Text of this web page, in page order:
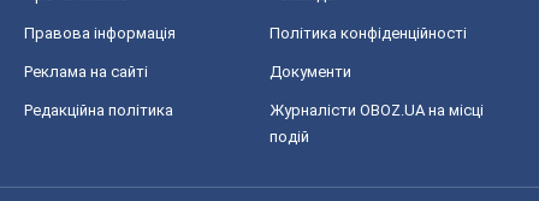
Правова інформація Політика конфіденційності
Реклама на сайті Документи
Редакційна політика
Журналісти OBOZ.UA на місці
подій